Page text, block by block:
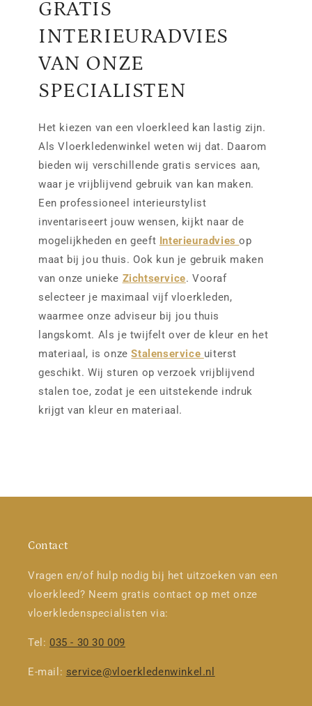
GRATIS
INTERIEURADVIES
VAN ONZE
SPECIALISTEN
Het kiezen van een vloerkleed kan lastig zijn.
Als Vloerkledenwinkel weten wij dat. Daarom
bieden wij verschillende gratis services aan,
waar je vrijblijvend gebruik van kan maken.
Een professioneel interieurstylist
inventariseert jouw wensen, kijkt naar de
mogelijkheden en geeft Interieuradviesop
maat bij jou thuis. Ook kun je gebruik maken
van onze unieke Zichtservice. Vooraf
selecteer je maximaal vijf vloerkleden,
waarmee onze adviseur bij jou thuis
langskomt. Als je twijfelt over de kleur en het
materiaal, is onzeStalenservice uiterst
geschikt. Wij sturen op verzoek vrijblijvend
stalen toe, zodat je een uitstekende indruk
krijgt van kleur en materiaal.
Contact
Vragen en/of hulp nodig bij het uitzoeken van een
vloerkleed? Neem gratis contact op met onze
vloerkledenspecialisten via:
Tel: 035 - 30 30 009
E-mail: service@vloerkledenwinkel.nl